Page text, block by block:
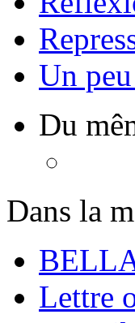
Un
Du
Dans la
Lettre